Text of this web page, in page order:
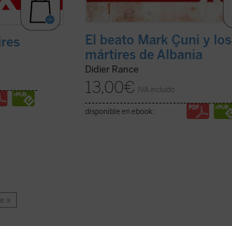
El beato Mark Çuni y los
mártires de Albania
Didier Rance
13,00€ IVA incluido
disponible en ebook:
»